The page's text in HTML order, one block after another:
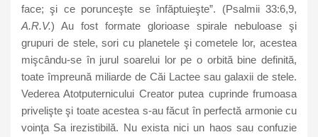
face; şi ce porunceşte se înfăptuieşte”. (Psalmii 33:6,9,
A.R.V.) Au fost formate glorioase spirale nebuloase şi
grupuri de stele, sori cu planetele şi cometele lor, acestea
mişcându-se în jurul soarelui lor pe o orbită bine definită,
toate împreună miliarde de Căi Lactee sau galaxii de stele.
Vederea Atotputernicului Creator putea cuprinde frumoasa
privelişte şi toate acestea s-au făcut în perfectă armonie cu
voinţa Sa irezistibilă. Nu exista nici un haos sau confuzie